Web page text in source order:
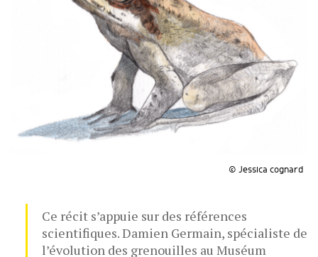
© Jessica cognard
Ce récit s’appuie sur des références
scientifiques. Damien Germain, spécialiste de
l’évolution des grenouilles au Muséum